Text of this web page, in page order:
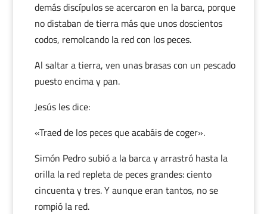
demás discípulos se acercaron en la barca, porque
no distaban de tierra más que unos doscientos
codos, remolcando la red con los peces.
Al saltar a tierra, ven unas brasas con un pescado
puesto encima y pan.
Jesús les dice:
«Traed de los peces que acabáis de coger».
Simón Pedro subió a la barca y arrastró hasta la
orilla la red repleta de peces grandes: ciento
cincuenta y tres. Y aunque eran tantos, no se
rompió la red.